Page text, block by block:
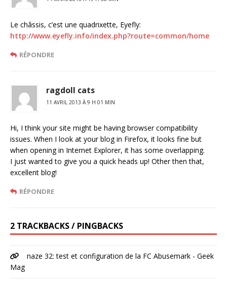
Le châssis, c’est une quadrixette, Eyefly:
http://www.eyefly.info/index.php?route=common/home
RÉPONDRE
ragdoll cats
11 AVRIL 2013 À 9 H 01 MIN
Hi, I think your site might be having browser compatibility
issues. When I look at your blog in Firefox, it looks fine but
when opening in Internet Explorer, it has some overlapping.
I just wanted to give you a quick heads up! Other then that,
excellent blog!
RÉPONDRE
2 TRACKBACKS / PINGBACKS
naze 32: test et configuration de la FC Abusemark - Geek
Mag